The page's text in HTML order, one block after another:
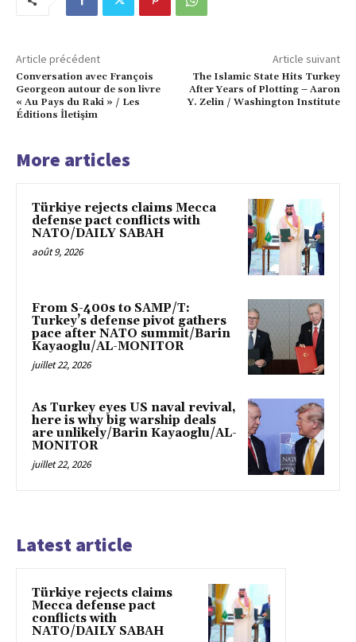
Article précédent
Conversation avec François
Georgeon autour de son livre
« Au Pays du Raki » / Les
Éditions İletişim
Article suivant
The Islamic State Hits Turkey
After Years of Plotting – Aaron
Y. Zelin / Washington Institute
More articles
Türkiye rejects claims Mecca
defense pact conflicts with
NATO/DAILY SABAH
août 9, 2026
From S-400s to SAMP/T:
Turkey’s defense pivot gathers
pace after NATO summit/Barin
Kayaoglu/AL-MONITOR
juillet 22, 2026
As Turkey eyes US naval revival,
here is why big warship deals
are unlikely/Barin Kayaoglu/AL-
MONITOR
juillet 22, 2026
Latest article
Türkiye rejects claims
Mecca defense pact
conflicts with
NATO/DAILY SABAH